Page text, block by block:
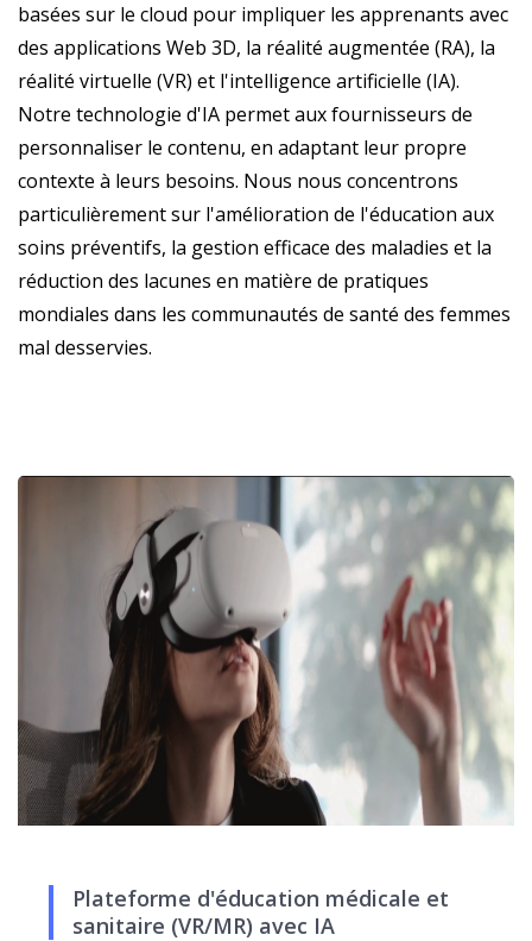
basées sur le cloud pour impliquer les apprenants avec
des applications Web 3D, la réalité augmentée (RA), la
réalité virtuelle (VR) et l'intelligence artificielle (IA).
Notre technologie d'IA permet aux fournisseurs de
personnaliser le contenu, en adaptant leur propre
contexte à leurs besoins. Nous nous concentrons
particulièrement sur l'amélioration de l'éducation aux
soins préventifs, la gestion efficace des maladies et la
réduction des lacunes en matière de pratiques
mondiales dans les communautés de santé des femmes
mal desservies.
Plateforme d'éducation médicale et
sanitaire (VR/MR) avec IA